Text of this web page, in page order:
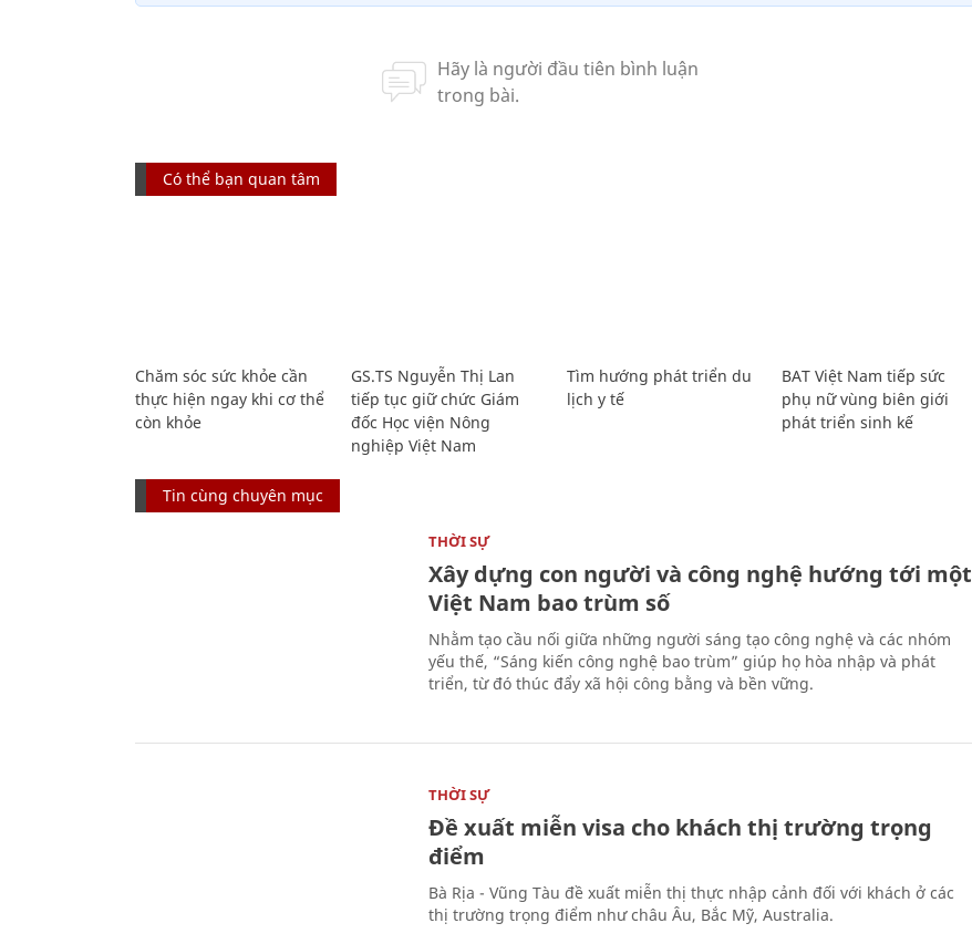
Có thể bạn quan tâm
Chăm sóc sức khỏe cần
thực hiện ngay khi cơ thể
còn khỏe
GS.TS Nguyễn Thị Lan
tiếp tục giữ chức Giám
đốc Học viện Nông
nghiệp Việt Nam
Tìm hướng phát triển du
lịch y tế
BAT Việt Nam tiếp sức
phụ nữ vùng biên giới
phát triển sinh kế
Tin cùng chuyên mục
THỜI SỰ
Xây dựng con người và công nghệ hướng tới một
Việt Nam bao trùm số
Nhằm tạo cầu nối giữa những người sáng tạo công nghệ và các nhóm
yếu thế, “Sáng kiến công nghệ bao trùm” giúp họ hòa nhập và phát
triển, từ đó thúc đẩy xã hội công bằng và bền vững.
THỜI SỰ
Đề xuất miễn visa cho khách thị trường trọng
điểm
Bà Rịa - Vũng Tàu đề xuất miễn thị thực nhập cảnh đối với khách ở các
thị trường trọng điểm như châu Âu, Bắc Mỹ, Australia.